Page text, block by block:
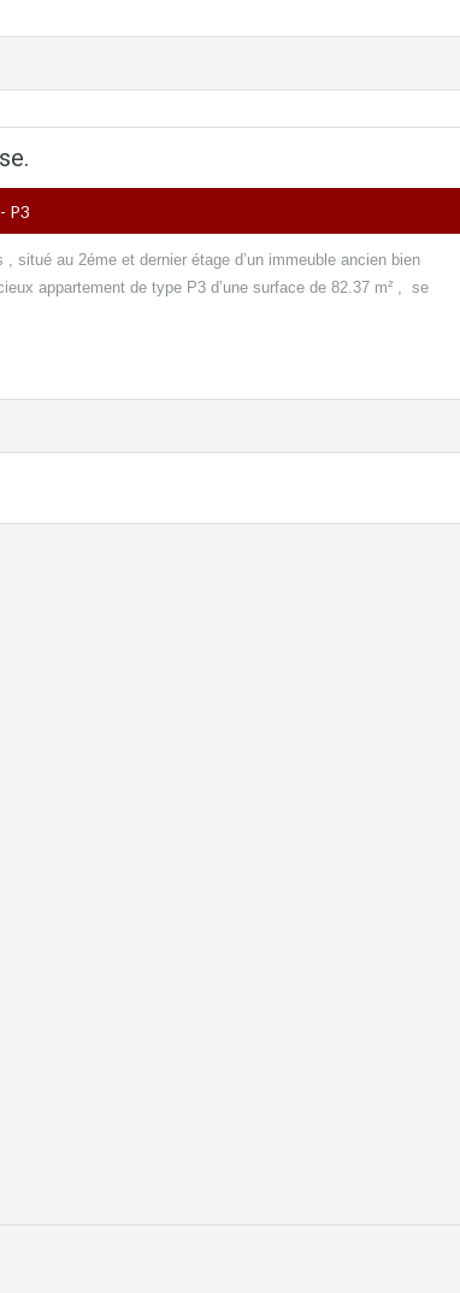
- P3
situé au 2éme et dernier étage d’un immeuble ancien bien
appartement de type P3 d’une surface de 82.37 m² , se